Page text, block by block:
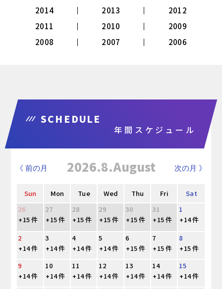
2014
2013
2012
2011
2010
2009
2008
2007 2006
SCHEDULE
年間スケジュール
《 前の月 次の月 》
2026.8.August
Sun Mon Tue Wed Thu Fri
Sat
26
27 28 29 30 31
1
+15 件
+15 件 +15 件 +15 件 +15 件 +15 件
+14 件
2
3 4 5 6 7
8
+14 件
+14 件 +14 件 +14 件 +15 件 +15 件
+15 件
9
10 11 12 13 14
15
+14 件
+14 件 +14 件 +14 件 +14 件 +14 件
+14 件